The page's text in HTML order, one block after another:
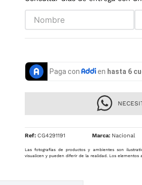
Ref: CG4291191 Nacional
Las fotografías de productos y ambientes son
visualicen y pueden diferir de la realidad. Los elementos